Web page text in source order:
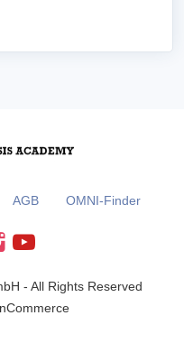
AGB OMNI-Finder
- All Rights Reserved